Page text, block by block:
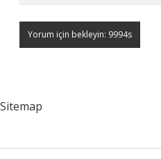
Sitemap